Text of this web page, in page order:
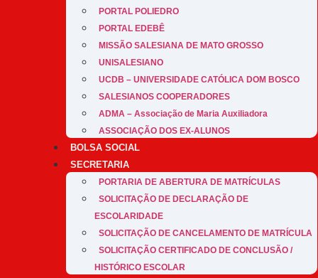
PORTAL POLIEDRO
PORTAL EDEBÊ
MISSÃO SALESIANA DE MATO GROSSO
UNISALESIANO
UCDB – UNIVERSIDADE CATÓLICA DOM BOSCO
SALESIANOS COOPERADORES
ADMA – Associação de Maria Auxiliadora
ASSOCIAÇÃO DOS EX-ALUNOS
BOLSA SOCIAL
SECRETARIA
PORTARIA DE ABERTURA DE MATRÍCULAS
SOLICITAÇÃO DE DECLARAÇÃO DE
ESCOLARIDADE
SOLICITAÇÃO DE CANCELAMENTO DE MATRÍCULA
SOLICITAÇÃO CERTIFICADO DE CONCLUSÃO /
HISTÓRICO ESCOLAR